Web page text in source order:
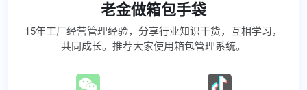
老金做箱包手袋
15年工厂经营管理经验，分享行业知识干货，互相学习，
共同成长。推荐大家使用箱包管理系统。